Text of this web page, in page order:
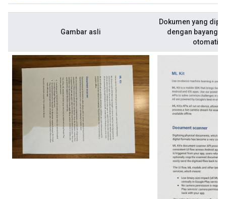
Gambar asli
Dokumen yang
dengan
otomatis